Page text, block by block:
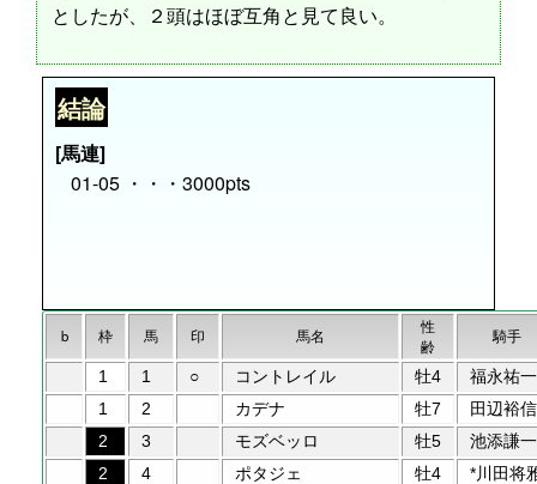
としたが、２頭はほぼ互角と見て良い。
結論
[馬連]
01-05 ・・・3000pts
b 枠 馬 印 馬名
性
齢
騎手
1 1 ○ コントレイル 牡4
福永祐一
1
2 カデナ 牡7
田辺裕信
2
3 モズベッロ 牡5
池添謙一
2
4 ポタジェ 牡4
*川田将